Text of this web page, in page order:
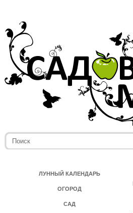
ЛУННЫЙ КАЛЕНДАРЬ
ОГОРОД
САД